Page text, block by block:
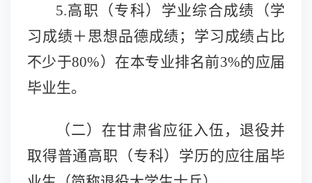
5.高职（专科）学业综合成绩（学
习成绩＋思想品德成绩；学习成绩占比
不少于80%）在本专业排名前3%的应届
毕业生。
（二） 在甘肃省应征入伍，退役并
取得普通高职（专科）学历的应往届毕